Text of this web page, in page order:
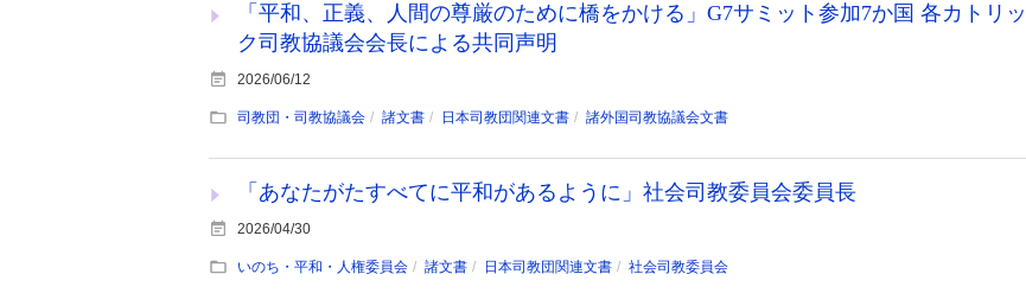
「平和、正義、人間の尊厳のために橋をかける」G7サミット参加7か国 各カトリッ
ク司教協議会会長による共同声明
2026/06/12
司教団・司教協議会 諸文書 日本司教団関連文書 諸外国司教協議会文書
「あなたがたすべてに平和があるように」社会司教委員会委員長
2026/04/30
いのち・平和・人権委員会 諸文書 日本司教団関連文書 社会司教委員会